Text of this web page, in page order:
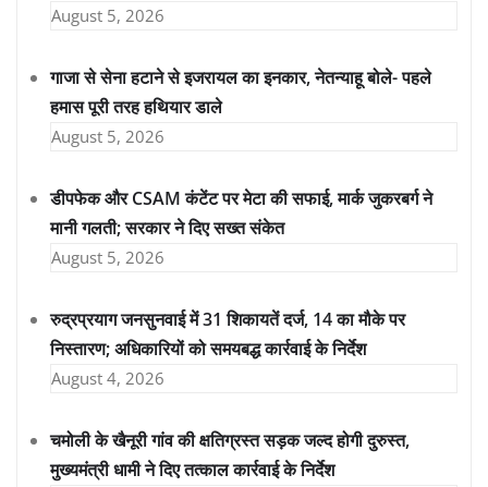
August 5, 2026
गाजा से सेना हटाने से इजरायल का इनकार, नेतन्याहू बोले- पहले
हमास पूरी तरह हथियार डाले
August 5, 2026
डीपफेक और CSAM कंटेंट पर मेटा की सफाई, मार्क जुकरबर्ग ने
मानी गलती; सरकार ने दिए सख्त संकेत
August 5, 2026
रुद्रप्रयाग जनसुनवाई में 31 शिकायतें दर्ज, 14 का मौके पर
निस्तारण; अधिकारियों को समयबद्ध कार्रवाई के निर्देश
August 4, 2026
चमोली के खैनूरी गांव की क्षतिग्रस्त सड़क जल्द होगी दुरुस्त,
मुख्यमंत्री धामी ने दिए तत्काल कार्रवाई के निर्देश